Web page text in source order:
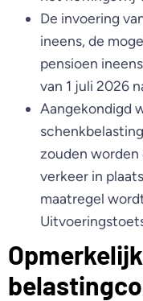
De invoering
ineens, de
pensioen
van 1 juli 2026
Aangekondigd
zouden worden
verkeer in
maatregel